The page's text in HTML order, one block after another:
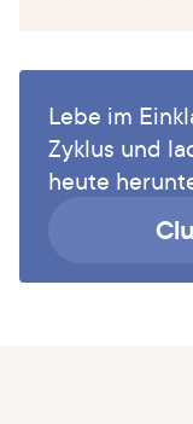
Lebe im
Zyklus und
heute